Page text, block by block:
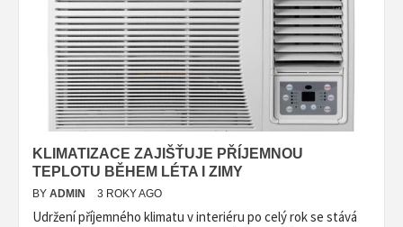
KLIMATIZACE ZAJIŠŤUJE PŘÍJEMNOU
TEPLOTU BĚHEM LÉTA I ZIMY
BY ADMIN 3 ROKY AGO
Udržení příjemného klimatu v interiéru po celý rok se stává